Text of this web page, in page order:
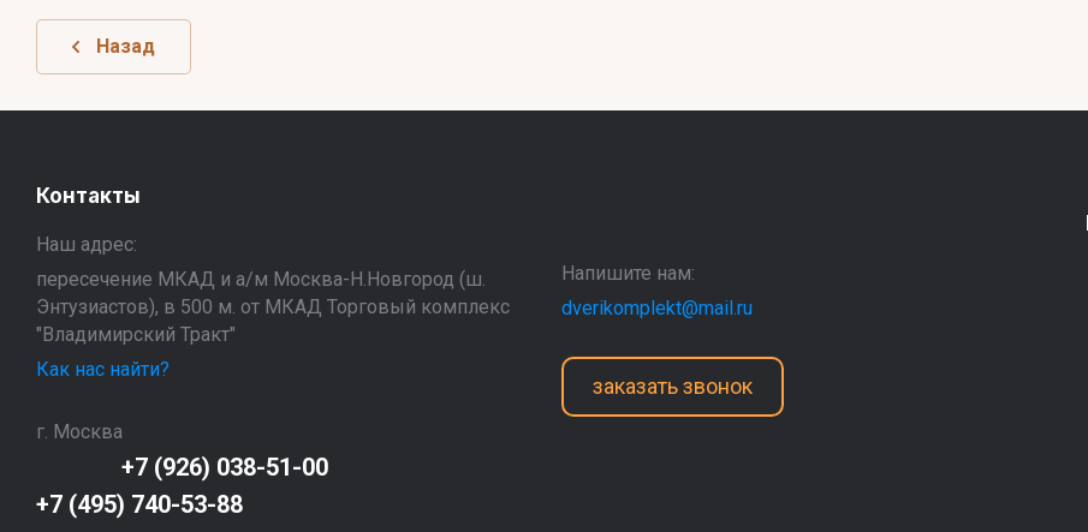
Назад
Контакты
Наш адрес:
пересечение МКАД и а/м Москва-Н.Новгород (ш.
Энтузиастов), в 500 м. от МКАД Торговый комплекс
"Владимирский Тракт"
Как нас найти?
г. Москва
+7 (926) 038-51-00
+7 (495) 740-53-88
Напишите нам:
dverikomplekt@mail.ru
заказать звонок